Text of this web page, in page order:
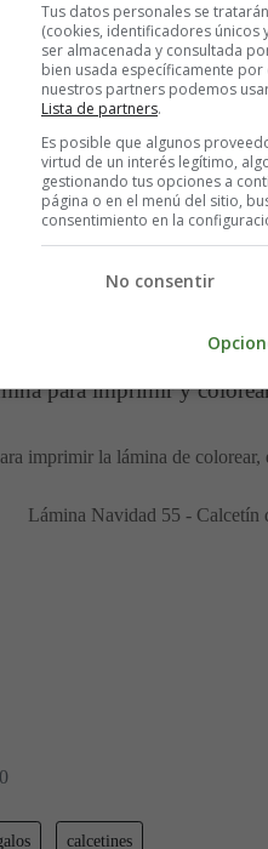
para imprimir y
imprimir la lámina de
Lámina Navidad 55 - Calcetín
calcetines
Tus datos personales se
(cookies, identificadores
ser almacenada y consultada
bien usada específicamente
nuestros partners podemos
Lista de partners.
Es posible que algunos
virtud de un interés legítimo,
gestionando tus opciones a
página o en el menú del sitio,
consentimiento en la
No consentir